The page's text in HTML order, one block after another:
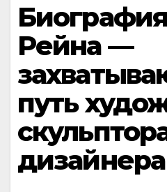
Рейна —
путь
дизайнера